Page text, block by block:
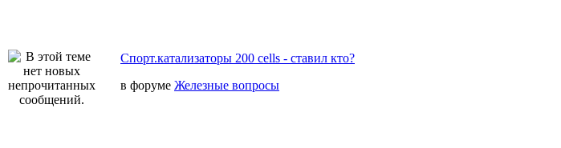
Спорт.катализаторы 200 cells - ставил кто?
в форуме Железные вопросы